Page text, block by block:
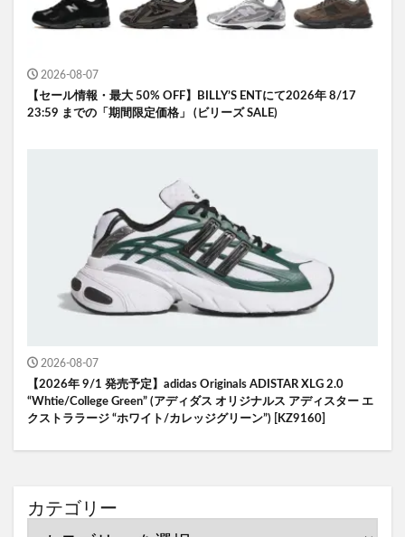
2026-08-07
【セール情報・最大 50% OFF】BILLY’S ENTにて2026年 8/17
23:59 までの「期間限定価格」 (ビリーズ SALE)
2026-08-07
【2026年 9/1 発売予定】adidas Originals ADISTAR XLG 2.0
“Whtie/College Green” (アディダス オリジナルス アディスター エ
クストララージ “ホワイト/カレッジグリーン”) [KZ9160]
カテゴリー